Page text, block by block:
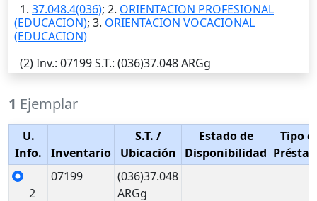
1. 37.048.4(036); 2. ORIENTACION PROFESIONAL
(EDUCACION); 3. ORIENTACION VOCACIONAL
(EDUCACION)
(2)Inv.: 07199S.T.: (036)37.048 ARGg
1 Ejemplar
U.
Info.
Inventario
S.T. /
Ubicación
Estado de
Disponibilidad
Tipo
2
07199
(036)37.048
ARGg